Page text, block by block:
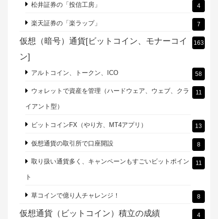
松井証券の「投信工房」 4
楽天証券の「楽ラップ」 7
仮想（暗号）通貨[ビットコイン、モナーコイ
ン]
163
アルトコイン、トークン、ICO 58
ウォレットで資産を管理（ハードウェア、ウェブ、クラ
イアント型）
11
ビットコインFX（やり方、MT4アプリ） 13
仮想通貨の取引所で口座開設 8
取り扱い通貨多く、キャンペーンもすごいビットポイン
ト
11
草コインで億り人チャレンジ！ 8
仮想通貨（ビットコイン）積立の成績 4